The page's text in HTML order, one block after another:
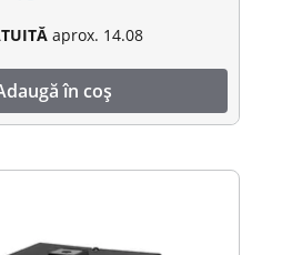
aprox. 14.08
în coș